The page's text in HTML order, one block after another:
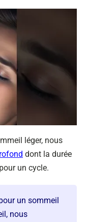
léger, nous
dont la durée
un cycle.
un sommeil
nous